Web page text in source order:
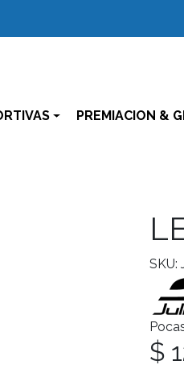
PREMIACION &
SKU:
$